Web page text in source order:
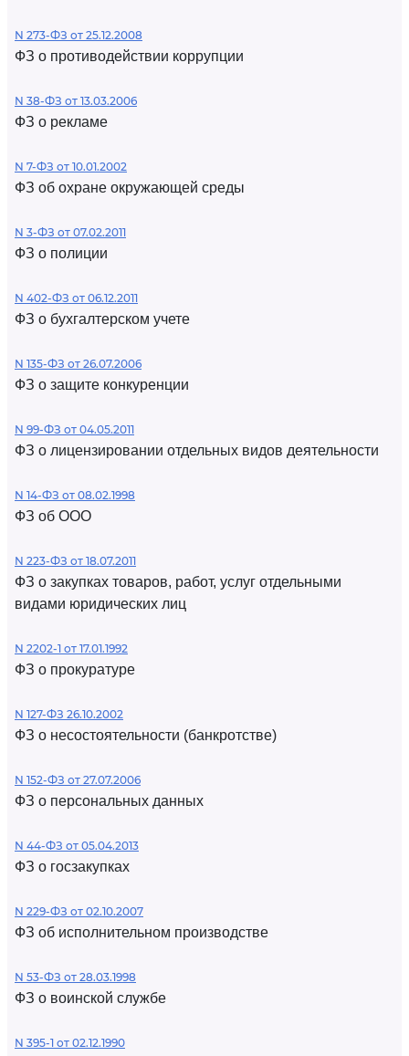
N 273-ФЗ от 25.12.2008
ФЗ о противодействии коррупции
N 38-ФЗ от 13.03.2006
ФЗ о рекламе
N 7-ФЗ от 10.01.2002
ФЗ об охране окружающей среды
N 3-ФЗ от 07.02.2011
ФЗ о полиции
N 402-ФЗ от 06.12.2011
ФЗ о бухгалтерском учете
N 135-ФЗ от 26.07.2006
ФЗ о защите конкуренции
N 99-ФЗ от 04.05.2011
ФЗ о лицензировании отдельных видов деятельности
N 14-ФЗ от 08.02.1998
ФЗ об ООО
N 223-ФЗ от 18.07.2011
ФЗ о закупках товаров, работ, услуг отдельными
видами юридических лиц
N 2202-1 от 17.01.1992
ФЗ о прокуратуре
N 127-ФЗ 26.10.2002
ФЗ о несостоятельности (банкротстве)
N 152-ФЗ от 27.07.2006
ФЗ о персональных данных
N 44-ФЗ от 05.04.2013
ФЗ о госзакупках
N 229-ФЗ от 02.10.2007
ФЗ об исполнительном производстве
N 53-ФЗ от 28.03.1998
ФЗ о воинской службе
N 395-1 от 02.12.1990